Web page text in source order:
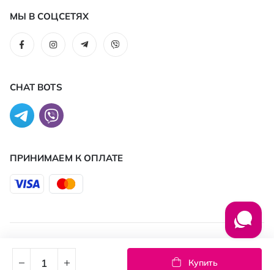
Купить
МЫ В СОЦСЕТЯХ
CHAT BOTS
ПРИНИМАЕМ К ОПЛАТЕ
© 2026 PROSTOR